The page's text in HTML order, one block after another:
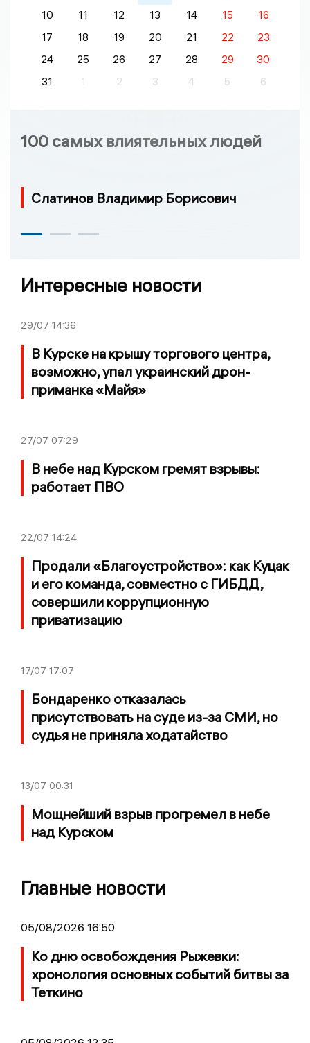
10
11 12 13 14 15
16
17
18 19 20 21 22
23
24
25 26 27 28 29
30
31
1 2 3 4 5 6
100 самых влиятельных людей
Слатинов Владимир Борисович
Интересные новости
29/07 14:36
В Курске на крышу торгового центра,
возможно, упал украинский дрон-
приманка «Майя»
27/07 07:29
В небе над Курском гремят взрывы:
работает ПВО
22/07 14:24
Продали «Благоустройство»: как Куцак
и его команда, совместно с ГИБДД,
совершили коррупционную
приватизацию
17/07 17:07
Бондаренко отказалась
присутствовать на суде из-за СМИ, но
судья не приняла ходатайство
13/07 00:31
Мощнейший взрыв прогремел в небе
над Курском
Главные новости
05/08/2026 16:50
Ко дню освобождения Рыжевки:
хронология основных событий битвы за
Теткино